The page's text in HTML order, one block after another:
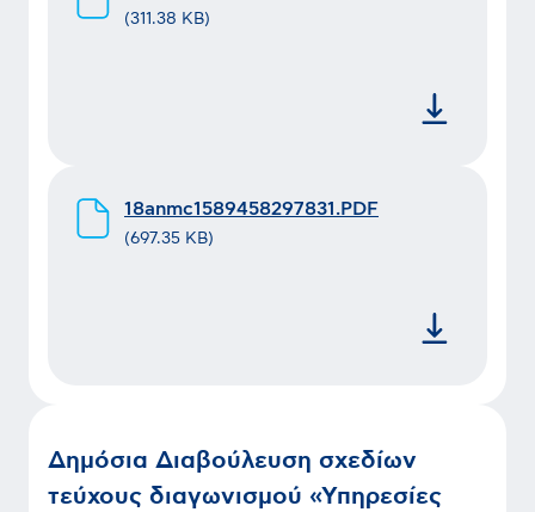
(311.38 KB)
18anmc1589458297831.PDF
(697.35 KB)
Δημόσια Διαβούλευση σχεδίων
τεύχους διαγωνισμού «Υπηρεσίες